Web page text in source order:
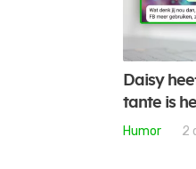
Daisy
tante is
Humor 2